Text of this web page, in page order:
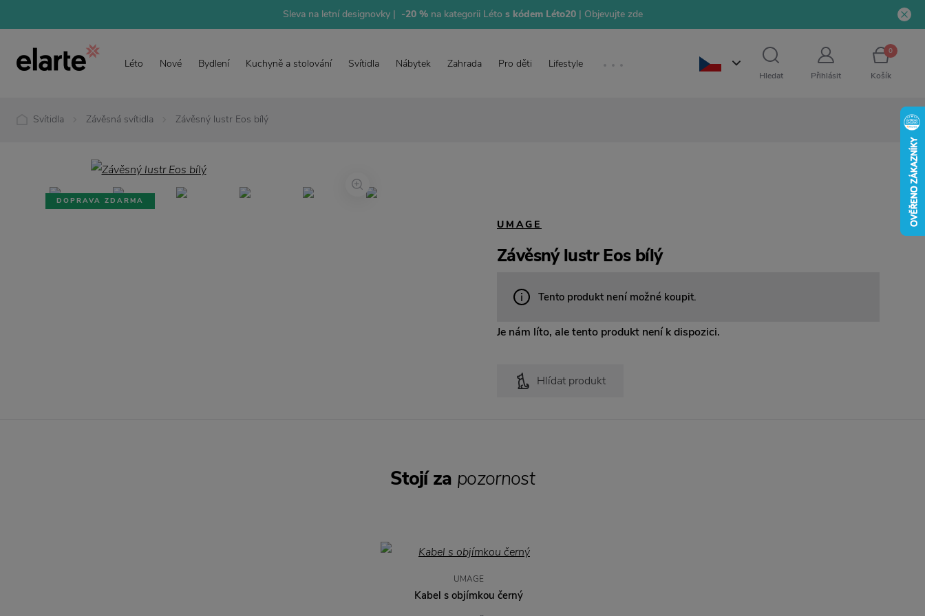
Sleva na letní designovky | -20 %na kategorii Létos kódem Léto20 | Objevujte zde
Léto Nové Bydlení Kuchyně a stolování Svítidla Nábytek Zahrada Pro děti Lifestyle
Hledat Přihlásit
0
Košík
Svítidla Závěsná svítidla Závěsný lustr Eos bílý
DOPRAVA ZDARMA
UMAGE
Závěsný lustr Eos bílý
Tento produkt není možné koupit.
Je nám líto, ale tento produkt není k dispozici.
Hlídat produkt
Stojí za pozornost
UMAGE
Kabel s objímkou černý